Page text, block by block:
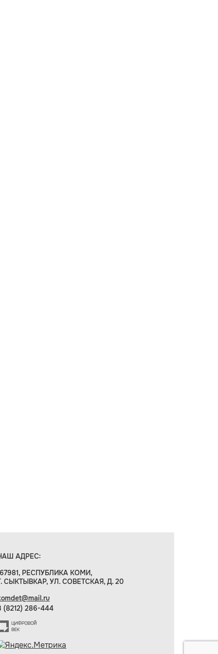
АДРЕС:
РЕСПУБЛИКА КОМИ,
СЫКТЫВКАР, УЛ. СОВЕТСКАЯ, Д. 20
(8212) 286-444